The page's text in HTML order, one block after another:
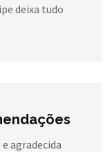
deixa tudo
agradecida